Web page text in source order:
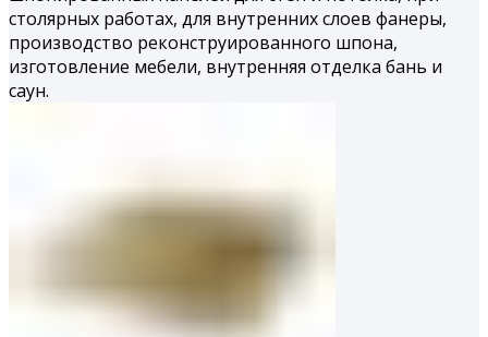
столярных работах, для внутренних слоев фанеры,
производство реконструированного шпона,
изготовление мебели, внутренняя отделка бань и
саун.